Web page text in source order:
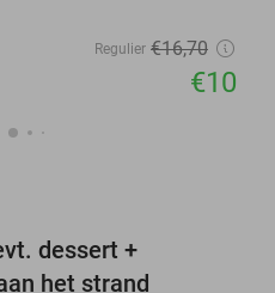
Regulier €16,70
€10
dessert +
het strand